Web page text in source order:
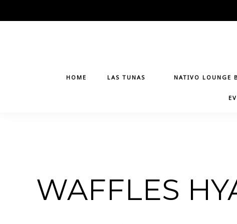
to
HOME LAS TUNAS NATIVO LOUNGE
WAFFLES